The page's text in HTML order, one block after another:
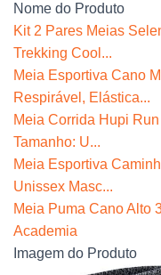
Nome do Produto
Kit 2 Pares Meias
Trekking Cool...
Meia Esportiva Cano
Respirável, Elástica...
Meia Corrida Hupi
Tamanho: U...
Meia Esportiva
Unissex Masc...
Meia Puma Cano Alto
Academia
Imagem do Produto